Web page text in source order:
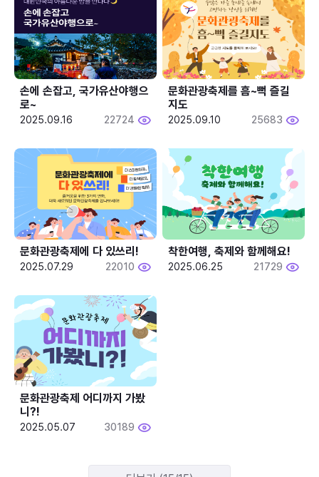
손에 손잡고, 국가유산야행으
로~
2025.09.16 22724
문화관광축제를 흠~뻑 즐길
지도
2025.09.10 25683
문화관광축제에 다 있쓰리!
2025.07.29 22010
착한여행, 축제와 함께해요!
2025.06.25 21729
문화관광축제 어디까지 가봤
니?!
2025.05.07 30189